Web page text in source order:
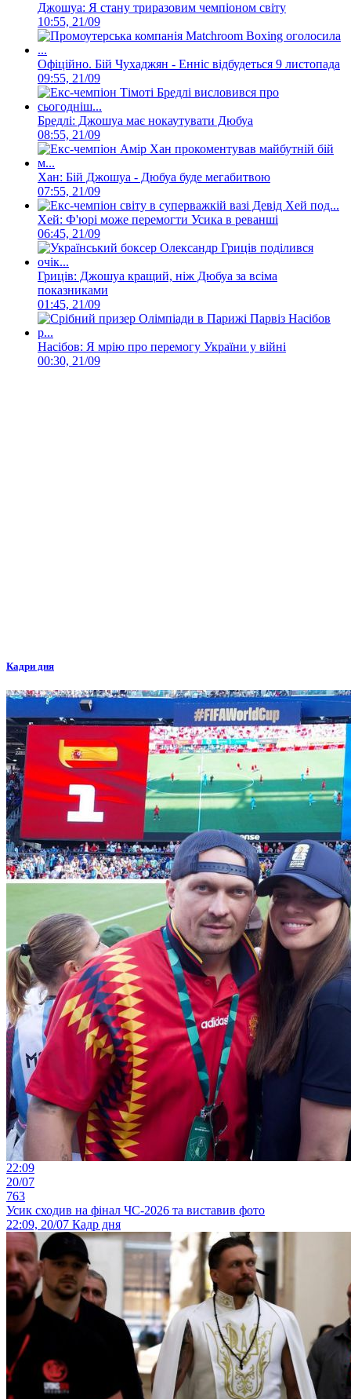
Джошуа: Я стану триразовим чемпіоном світу
10:55, 21/09
Офіційно. Бій Чухаджян - Енніс відбудеться 9 листопада
09:55, 21/09
Бредлі: Джошуа має нокаутувати Дюбуа
08:55, 21/09
Хан: Бій Джошуа - Дюбуа буде мегабитвою
07:55, 21/09
Хей: Ф'юрі може перемогти Усика в реванші
06:45, 21/09
Гриців: Джошуа кращий, ніж Дюбуа за всіма
показниками
01:45, 21/09
Насібов: Я мрію про перемогу України у війні
00:30, 21/09
Кадри дня
22:09
20/07
763
Усик сходив на фінал ЧС-2026 та виставив фото
22:09, 20/07 Кадр дня